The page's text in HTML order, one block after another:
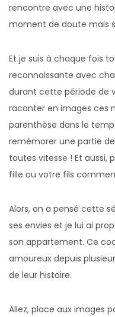
rencontre avec une
moment de doute mais
Et je suis à chaque fois
reconnaissante avec
durant cette période de
raconter en images ces
parenthèse dans le
remémorer une partie
toutes vitesse ! Et aussi,
fille ou votre fils
Alors, on a pensé cette
ses envies et je lui ai
son appartement. Ce
amoureux depuis
de leur histoire.
Allez, place aux images